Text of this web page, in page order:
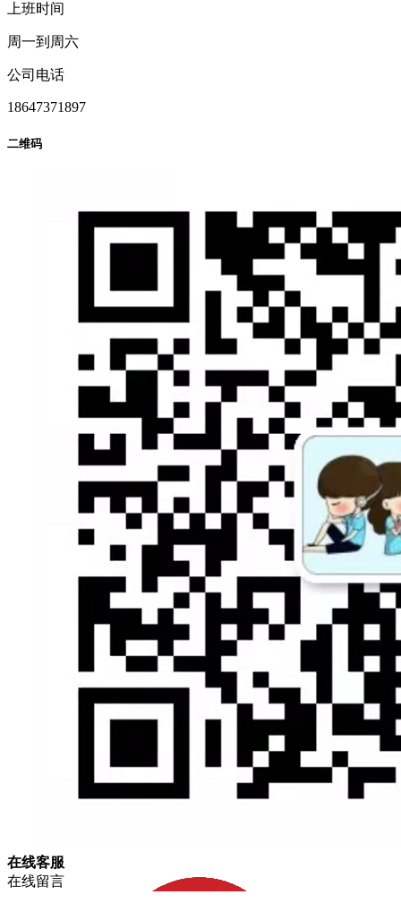
上班时间
周一到周六
公司电话
18647371897
二维码
在线客服
在线留言